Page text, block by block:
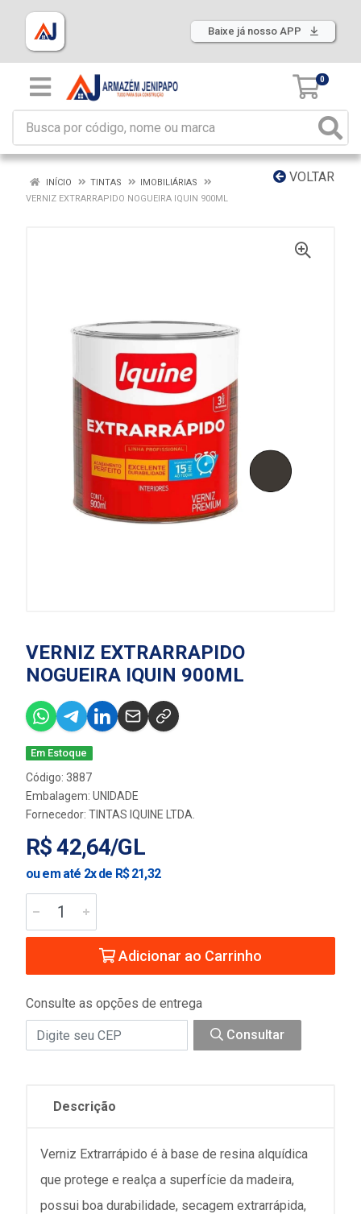
Baixe já nosso APP
0
VOLTAR
INÍCIO TINTAS
IMOBILIÁRIAS
VERNIZ EXTRARRAPIDO NOGUEIRA IQUIN 900ML
VERNIZ EXTRARRAPIDO
NOGUEIRA IQUIN 900ML
Em Estoque
Código: 3887
Embalagem: UNIDADE
Fornecedor: TINTAS IQUINE LTDA.
R$ 42,64/GL
ou em até 2x de R$ 21,32
Adicionar ao Carrinho
Consulte as opções de entrega
Consultar
Descrição
Verniz Extrarrápido é à base de resina alquídica
que protege e realça a superfície da madeira,
possui boa durabilidade, secagem extrarrápida,